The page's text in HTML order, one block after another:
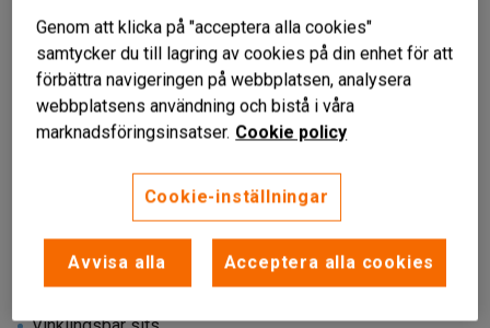
Liknande produkter
Genom att klicka på "acceptera alla cookies"
samtycker du till lagring av cookies på din enhet för att
förbättra navigeringen på webbplatsen, analysera
webbplatsens användning och bistå i våra
marknadsföringsinsatser. Cookie policy
Cookie-inställningar
Avvisa alla Acceptera alla cookies